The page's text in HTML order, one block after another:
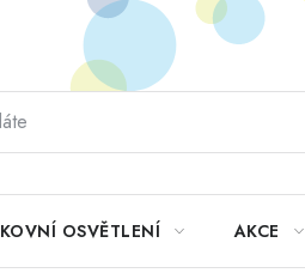
OSVĚTLENÍ AKCE